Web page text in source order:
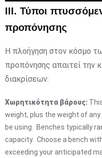
III. Τύποι
προπόνησης
Η πλοήγηση στον κόσμο
προπόνησης απαιτεί την
διακρίσεων:
Χωρητικότητα βάρους:
weight, plus the weight of any
be using. Benches typically
capacity. Choose a bench
exceeding your anticipated